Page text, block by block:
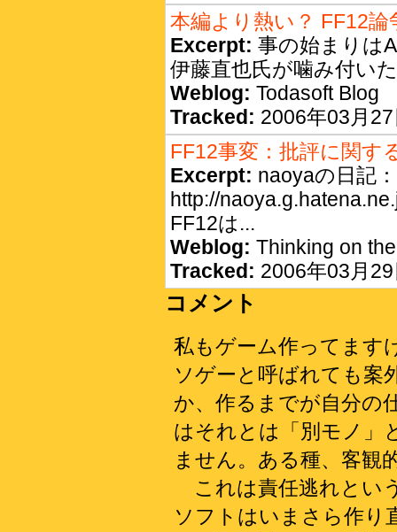
本編より熱い？ FF12論
Excerpt: 事の始まりは
伊藤直也氏が噛み付い
Weblog: Todasoft Blog
Tracked: 2006年03月
FF12事変：批評に関す
Excerpt: naoyaの日記
http://
FF12は...
Weblog: Thinking on
Tracked: 2006年03月
コメント
私もゲーム作ってます
ソゲーと呼ばれても案
か、作るまでが自分の
はそれとは「別モノ」
ません。ある種、客観
これは責任逃れとい
ソフトはいまさら作り